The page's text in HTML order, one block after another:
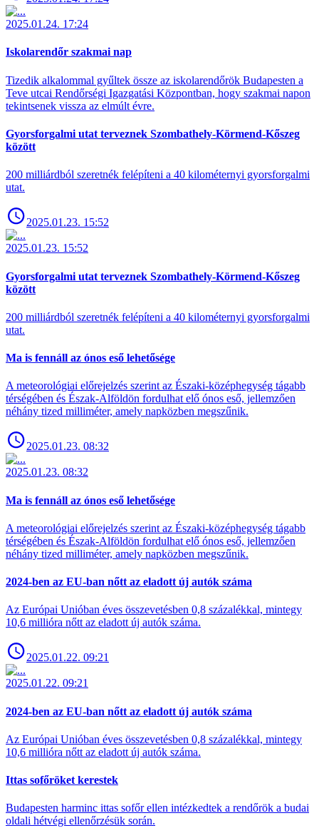
2025.01.24. 17:24
Iskolarendőr szakmai nap
Tizedik alkalommal gyűltek össze az iskolarendőrök Budapesten a
Teve utcai Rendőrségi Igazgatási Központban, hogy szakmai napon
tekintsenek vissza az elmúlt évre.
Gyorsforgalmi utat terveznek Szombathely-Körmend-Kőszeg
között
200 milliárdból szeretnék felépíteni a 40 kilométernyi gyorsforgalmi
utat.
2025.01.23. 15:52
2025.01.23. 15:52
Gyorsforgalmi utat terveznek Szombathely-Körmend-Kőszeg
között
200 milliárdból szeretnék felépíteni a 40 kilométernyi gyorsforgalmi
utat.
Ma is fennáll az ónos eső lehetősége
A meteorológiai előrejelzés szerint az Északi-középhegység tágabb
térségében és Észak-Alföldön fordulhat elő ónos eső, jellemzően
néhány tized milliméter, amely napközben megszűnik.
2025.01.23. 08:32
2025.01.23. 08:32
Ma is fennáll az ónos eső lehetősége
A meteorológiai előrejelzés szerint az Északi-középhegység tágabb
térségében és Észak-Alföldön fordulhat elő ónos eső, jellemzően
néhány tized milliméter, amely napközben megszűnik.
2024-ben az EU-ban nőtt az eladott új autók száma
Az Európai Unióban éves összevetésben 0,8 százalékkal, mintegy
10,6 millióra nőtt az eladott új autók száma.
2025.01.22. 09:21
2025.01.22. 09:21
2024-ben az EU-ban nőtt az eladott új autók száma
Az Európai Unióban éves összevetésben 0,8 százalékkal, mintegy
10,6 millióra nőtt az eladott új autók száma.
Ittas sofőröket kerestek
Budapesten harminc ittas sofőr ellen intézkedtek a rendőrök a budai
oldali hétvégi ellenőrzésük során.